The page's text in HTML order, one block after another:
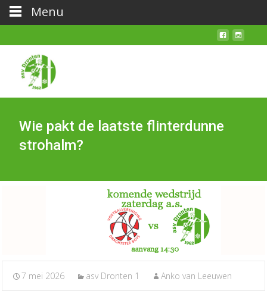
Wie pakt de laatste flinterdunne
strohalm?
7 mei 2026 asv Dronten 1 Anko van Leeuwen
Menu